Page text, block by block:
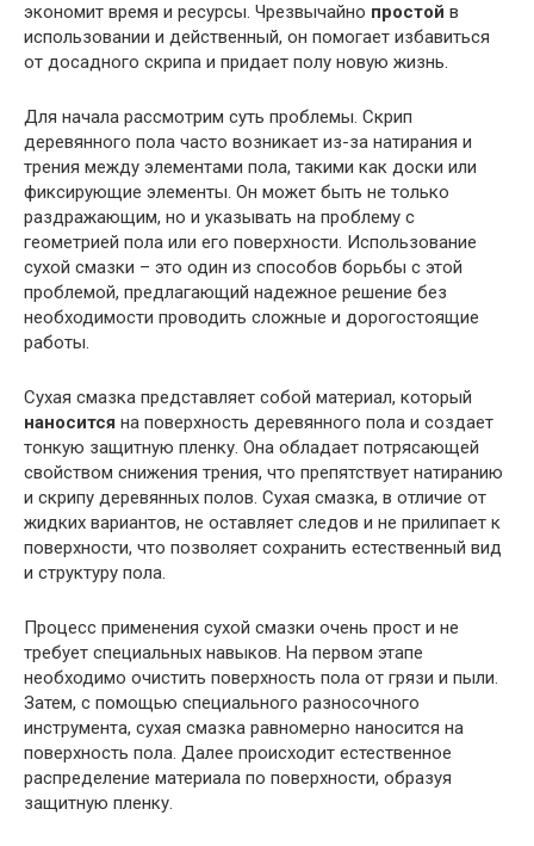
экономит время и ресурсы. Чрезвычайно простой в
использовании и действенный, он помогает избавиться
от досадного скрипа и придает полу новую жизнь.
Для начала рассмотрим суть проблемы. Скрип
деревянного пола часто возникает из-за натирания и
трения между элементами пола, такими как доски или
фиксирующие элементы. Он может быть не только
раздражающим, но и указывать на проблему с
геометрией пола или его поверхности. Использование
сухой смазки – это один из способов борьбы с этой
проблемой, предлагающий надежное решение без
необходимости проводить сложные и дорогостоящие
работы.
Сухая смазка представляет собой материал, который
наносится на поверхность деревянного пола и создает
тонкую защитную пленку. Она обладает потрясающей
свойством снижения трения, что препятствует натиранию
и скрипу деревянных полов. Сухая смазка, в отличие от
жидких вариантов, не оставляет следов и не прилипает к
поверхности, что позволяет сохранить естественный вид
и структуру пола.
Процесс применения сухой смазки очень прост и не
требует специальных навыков. На первом этапе
необходимо очистить поверхность пола от грязи и пыли.
Затем, с помощью специального разносочного
инструмента, сухая смазка равномерно наносится на
поверхность пола. Далее происходит естественное
распределение материала по поверхности, образуя
защитную пленку.